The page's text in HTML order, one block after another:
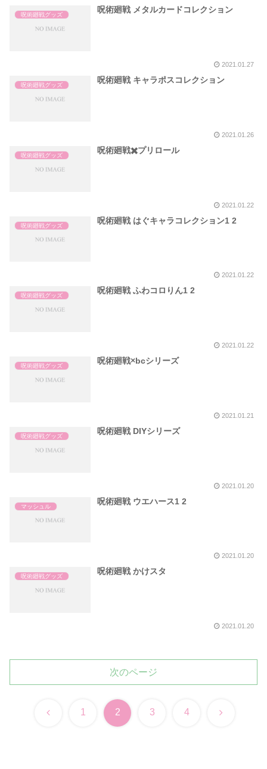
呪術廻戦グッズ
呪術廻戦 メタルカードコレクション
2021.01.27
呪術廻戦グッズ
呪術廻戦 キャラポスコレクション
2021.01.26
呪術廻戦グッズ
呪術廻戦✖️プリロール
2021.01.22
呪術廻戦グッズ
呪術廻戦 はぐキャラコレクション1 2
2021.01.22
呪術廻戦グッズ
呪術廻戦 ふわコロりん1 2
2021.01.22
呪術廻戦グッズ
呪術廻戦×bcシリーズ
2021.01.21
呪術廻戦グッズ
呪術廻戦 DIYシリーズ
2021.01.20
マッシュル
呪術廻戦 ウエハース1 2
2021.01.20
呪術廻戦グッズ
呪術廻戦 かけスタ
2021.01.20
次のページ
前 1 2 3 4 次